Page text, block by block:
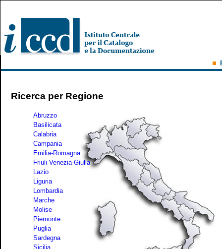
Ricerca per Regione
Abruzzo
Basilicata
Calabria
Campania
Emilia-Romagna
Friuli Venezia-Giulia
Lazio
Liguria
Lombardia
Marche
Molise
Piemonte
Puglia
Sardegna
Sicilia